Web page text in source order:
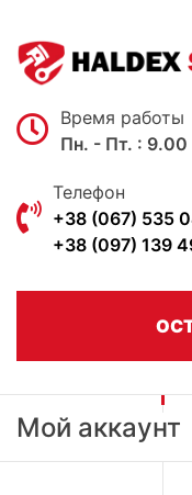
content
Время работы
Пн. - Пт. :
Телефон
+38 (067) 535
+38 (097) 139
Мой аккаунт